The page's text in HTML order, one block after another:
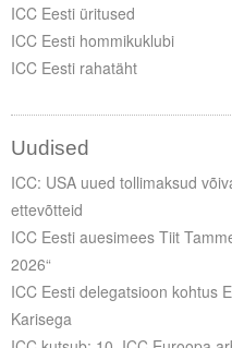
ICC Eesti üritused
ICC Eesti hommikuklubi
ICC Eesti rahatäht
Uudised
ICC: USA uued tollimaksud
ettevõtteid
ICC Eesti auesimees Tiit
2026“
ICC Eesti delegatsioon kohtus
Karisega